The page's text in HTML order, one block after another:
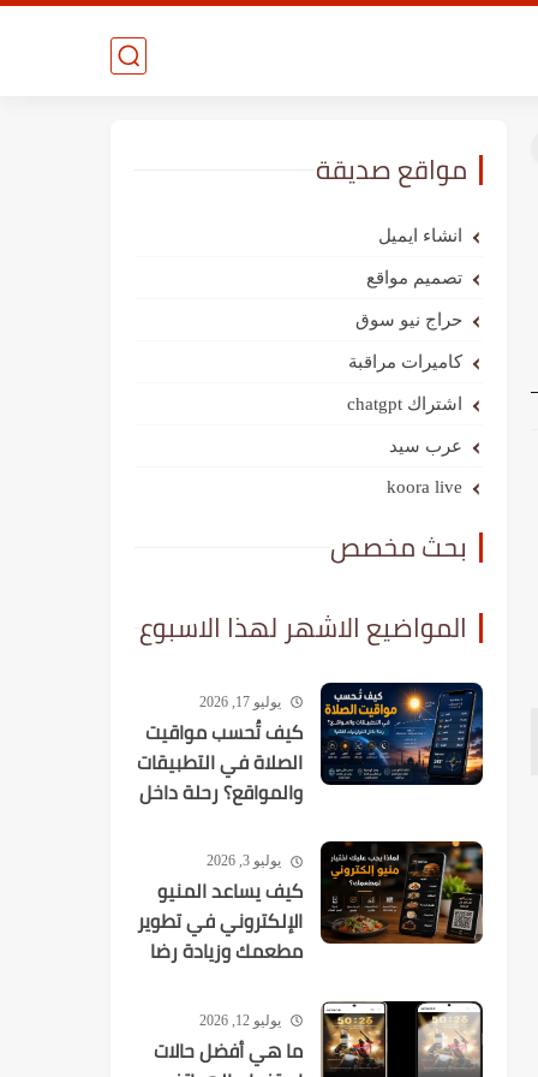
مواقع صديقة
انشاء ايميل
تصميم مواقع
حراج نيو سوق
كاميرات مراقبة
اشتراك chatgpt
عرب سيد
koora live
بحث مخصص
المواضيع الاشهر لهذا الاسبوع
يوليو 17, 2026
كيف تُحسب مواقيت
الصلاة في التطبيقات
والمواقع؟ رحلة داخل
يوليو 3, 2026
كيف يساعد المنيو
الإلكتروني في تطوير
مطعمك وزيادة رضا
يوليو 12, 2026
ما هي أفضل حالات